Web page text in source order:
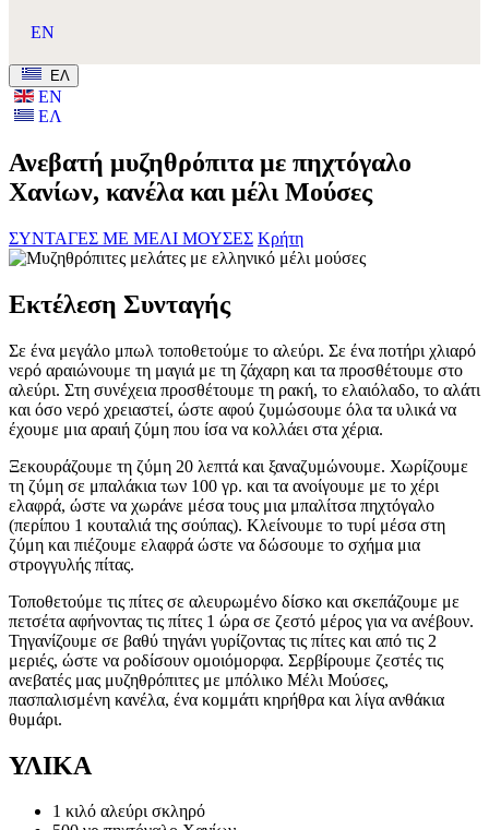
EN
ΕΛ
ΕΝ
ΕΛ
Ανεβατή μυζηθρόπιτα με πηχτόγαλο
Χανίων, κανέλα και μέλι Μούσες
ΣΥΝΤΑΓΕΣ ΜΕ ΜΕΛΙ ΜΟΥΣΕΣ Κρήτη
Εκτέλεση Συνταγής
Σε ένα μεγάλο μπωλ τοποθετούμε το αλεύρι. Σε ένα ποτήρι χλιαρό
νερό αραιώνουμε τη μαγιά με τη ζάχαρη και τα προσθέτουμε στο
αλεύρι. Στη συνέχεια προσθέτουμε τη ρακή, το ελαιόλαδο, το αλάτι
και όσο νερό χρειαστεί, ώστε αφού ζυμώσουμε όλα τα υλικά να
έχουμε μια αραιή ζύμη που ίσα να κολλάει στα χέρια.
Ξεκουράζουμε τη ζύμη 20 λεπτά και ξαναζυμώνουμε. Χωρίζουμε
τη ζύμη σε μπαλάκια των 100 γρ. και τα ανοίγουμε με το χέρι
ελαφρά, ώστε να χωράνε μέσα τους μια μπαλίτσα πηχτόγαλο
(περίπου 1 κουταλιά της σούπας). Κλείνουμε το τυρί μέσα στη
ζύμη και πιέζουμε ελαφρά ώστε να δώσουμε το σχήμα μια
στρογγυλής πίτας.
Τοποθετούμε τις πίτες σε αλευρωμένο δίσκο και σκεπάζουμε με
πετσέτα αφήνοντας τις πίτες 1 ώρα σε ζεστό μέρος για να ανέβουν.
Τηγανίζουμε σε βαθύ τηγάνι γυρίζοντας τις πίτες και από τις 2
μεριές, ώστε να ροδίσουν ομοιόμορφα. Σερβίρουμε ζεστές τις
ανεβατές μας μυζηθρόπιτες με μπόλικο Μέλι Μούσες,
πασπαλισμένη κανέλα, ένα κομμάτι κηρήθρα και λίγα ανθάκια
θυμάρι.
ΥΛΙΚΑ
1 κιλό αλεύρι σκληρό